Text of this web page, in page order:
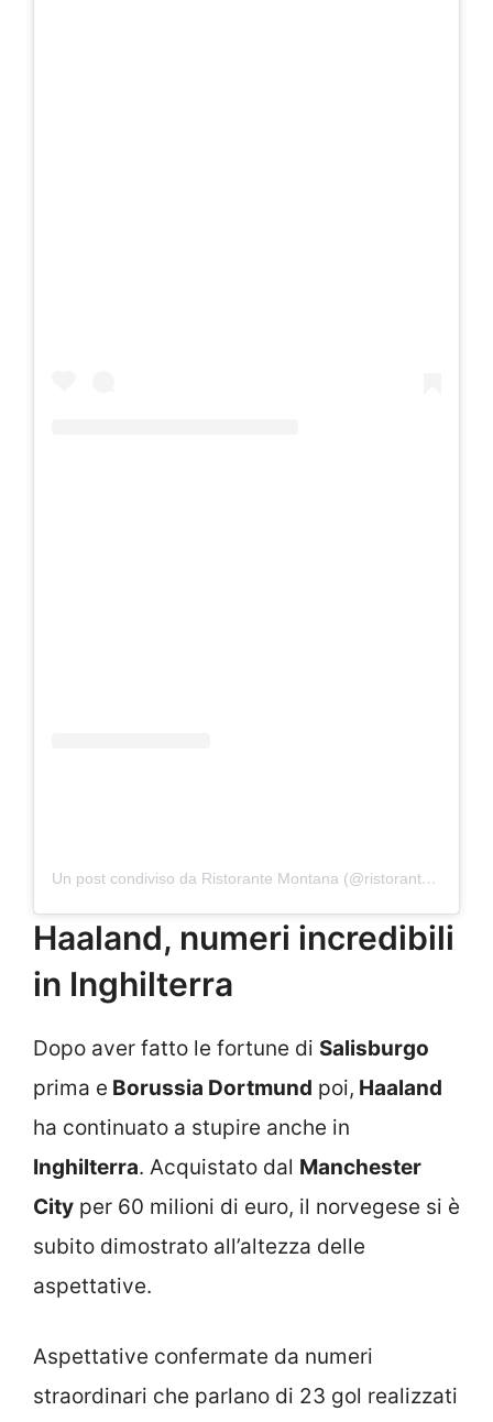
Un post condiviso da Ristorante Montana (@ristorantemontana)
Haaland, numeri incredibili
in Inghilterra
Dopo aver fatto le fortune di Salisburgo
prima e Borussia Dortmund poi, Haaland
ha continuato a stupire anche in
Inghilterra. Acquistato dal Manchester
City per 60 milioni di euro, il norvegese si è
subito dimostrato all’altezza delle
aspettative.
Aspettative confermate da numeri
straordinari che parlano di 23 gol realizzati